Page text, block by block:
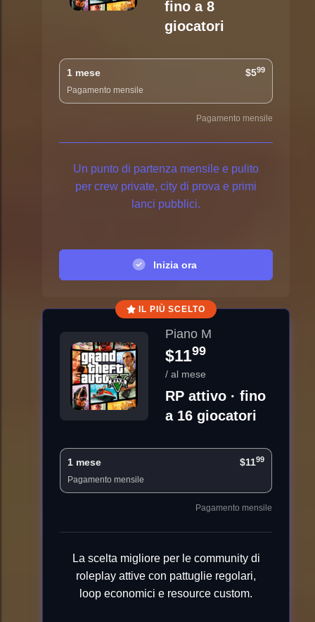
fino a 8
giocatori
1 mese $599
Pagamento mensile
Pagamento mensile
Un punto di partenza mensile e pulito
per crew private, city di prova e primi
lanci pubblici.
Inizia ora
IL PIÙ SCELTO
Piano M
$1199
/ al mese
RP attivo · fino
a 16 giocatori
1 mese $1199
Pagamento mensile
Pagamento mensile
La scelta migliore per le community di
roleplay attive con pattuglie regolari,
loop economici e resource custom.